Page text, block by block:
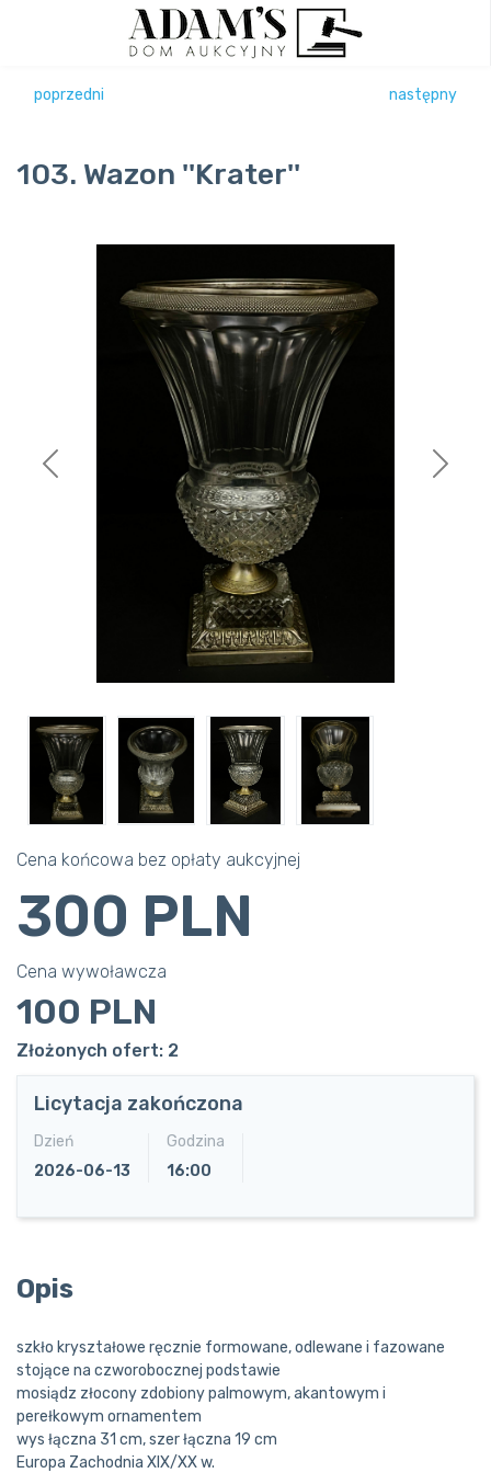
poprzedni następny
103. Wazon ''Krater''
Previous Next
Cena końcowa bez opłaty aukcyjnej
300 PLN
Cena wywoławcza
100 PLN
Złożonych ofert: 2
Licytacja zakończona
Dzień
2026-06-13
Godzina
16:00
Opis
szkło kryształowe ręcznie formowane, odlewane i fazowane
stojące na czworobocznej podstawie
mosiądz złocony zdobiony palmowym, akantowym i
perełkowym ornamentem
wys łączna 31 cm, szer łączna 19 cm
Europa Zachodnia XIX/XX w.